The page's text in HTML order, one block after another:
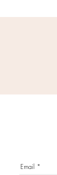
Email